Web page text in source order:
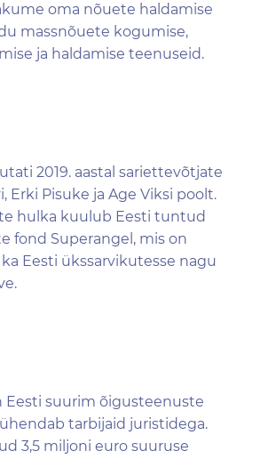
oma nõuete haldamise
massnõuete kogumise,
ja haldamise teenuseid.
2019. aastal sariettevõtjate
Erki Pisuke ja Age Viksi poolt.
hulka kuulub Eesti tuntud
fond Superangel, mis on
Eesti ükssarvikutesse nagu
Eesti suurim õigusteenuste
tarbijaid juristidega.
3,5 miljoni euro suuruse